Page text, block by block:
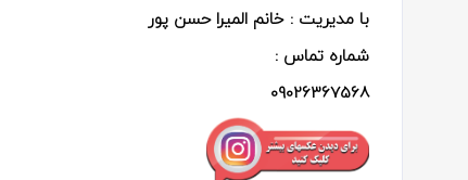
با مدیریت : خانم المیرا حسن پور
شماره تماس :
09026367568